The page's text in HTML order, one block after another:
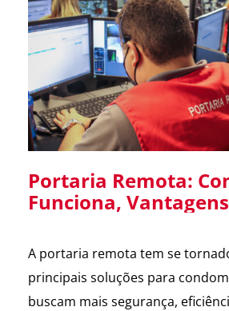
Portaria Remota:
Funciona,
Condomínios
A portaria remota tem se
principais soluções para
buscam mais segurança,